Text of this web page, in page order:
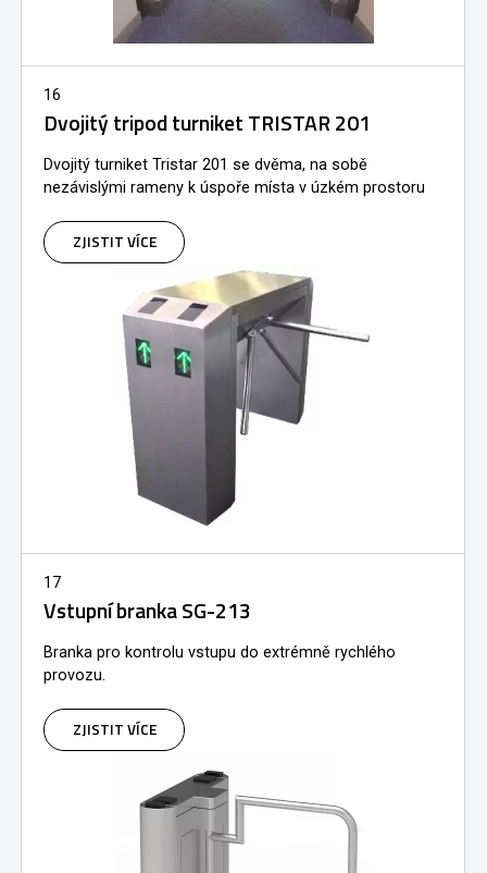
16
Dvojitý tripod turniket TRISTAR 201
Dvojitý turniket Tristar 201 se dvěma, na sobě
nezávislými rameny k úspoře místa v úzkém prostoru
ZJISTIT VÍCE
17
Vstupní branka SG-213
Branka pro kontrolu vstupu do extrémně rychlého
provozu.
ZJISTIT VÍCE